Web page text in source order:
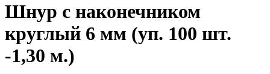
Шнур с наконечником
круглый 6 мм (уп. 100 шт.
-1,30 м.)